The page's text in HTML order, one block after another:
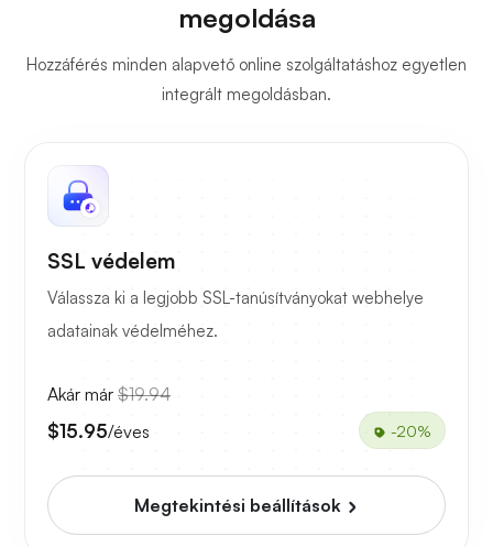
megoldása
Hozzáférés minden alapvető online szolgáltatáshoz egyetlen
integrált megoldásban.
SSL védelem
Válassza ki a legjobb SSL-tanúsítványokat webhelye
adatainak védelméhez.
Akár már $19.94
$15.95/éves -20%
Megtekintési beállítások